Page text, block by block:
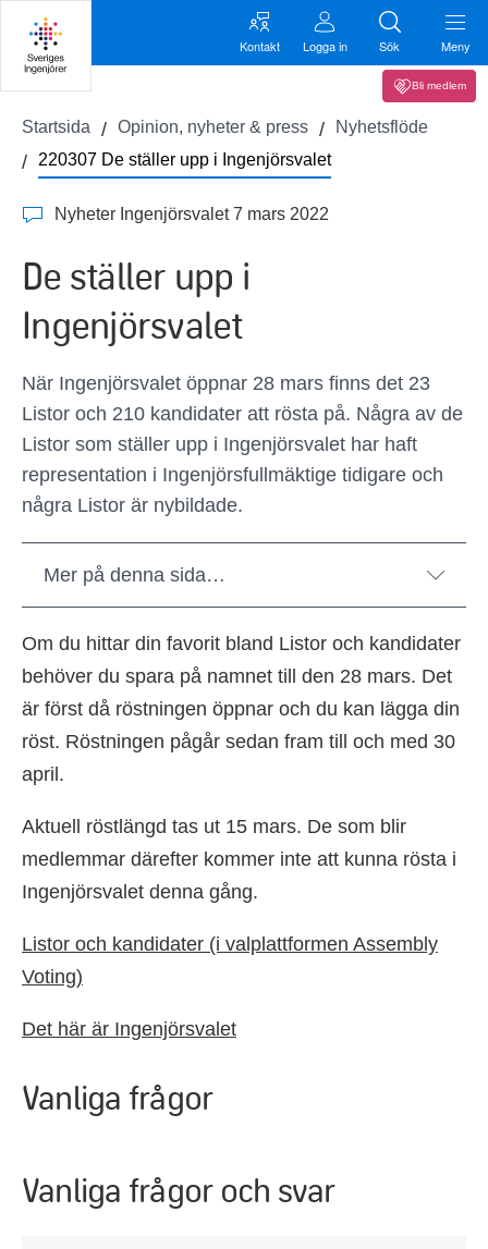
Kontakt Logga in Sök Meny
Bli medlem
Startsida Opinion, nyheter & press
Nyhetsflöde
220307 De ställer upp i Ingenjörsvalet
Nyheter Ingenjörsvalet 7 mars 2022
De ställer upp i
Ingenjörsvalet
När Ingenjörsvalet öppnar 28 mars finns det 23
Listor och 210 kandidater att rösta på. Några av de
Listor som ställer upp i Ingenjörsvalet har haft
representation i Ingenjörsfullmäktige tidigare och
några Listor är nybildade.
Mer på denna sida…
Om du hittar din favorit bland Listor och kandidater
behöver du spara på namnet till den 28 mars. Det
är först då röstningen öppnar och du kan lägga din
röst. Röstningen pågår sedan fram till och med 30
april.
Aktuell röstlängd tas ut 15 mars. De som blir
medlemmar därefter kommer inte att kunna rösta i
Ingenjörsvalet denna gång.
Listor och kandidater (i valplattformen Assembly
Voting)
Det här är Ingenjörsvalet
Vanliga frågor
Vanliga frågor och svar